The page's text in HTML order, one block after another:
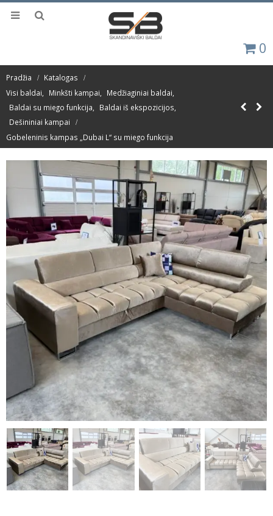
0
Pradžia
Katalogas
Visi baldai, Minkšti kampai, Medžiaginiai baldai,
Baldai su miego funkcija, Baldai iš ekspozicijos,
Dešininiai kampai
Gobeleninis kampas „Dubai L“ su miego funkcija